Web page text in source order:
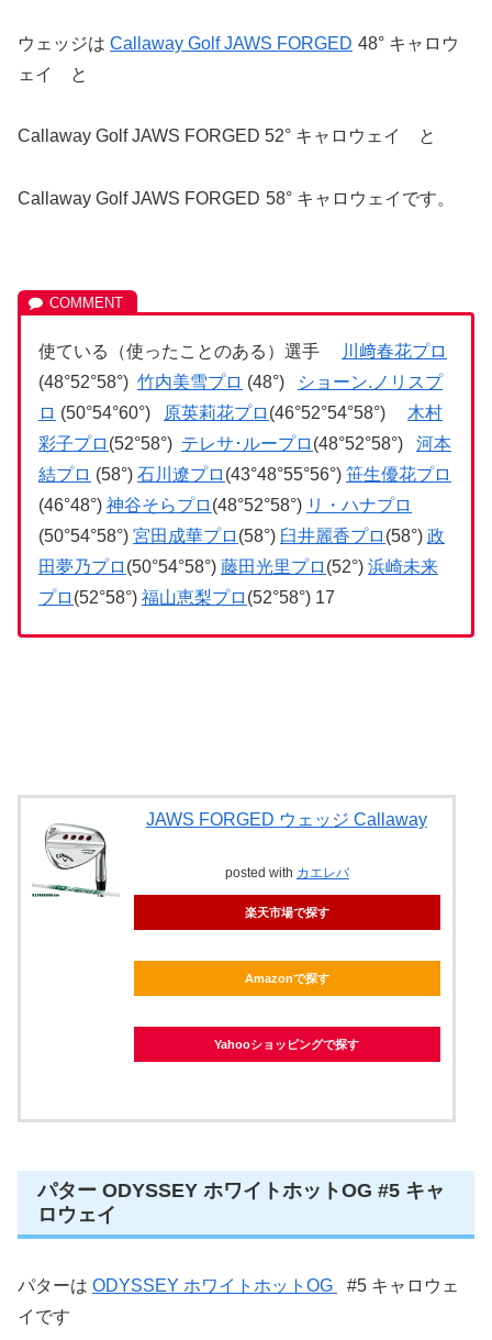
ウェッジは Callaway Golf JAWS FORGED 48° キャロウ
ェイ と
Callaway Golf JAWS FORGED 52° キャロウェイ と
Callaway Golf JAWS FORGED 58° キャロウェイです。
使ている（使ったことのある）選手
川﨑春花プロ
(48°52°58°) 竹内美雪プロ (48°)
ショーン.ノリスプ
ロ (50°54°60°) 原英莉花プロ (46°52°54°58°) 木村
彩子プロ (52°58°) テレサ･ループロ (48°52°58°) 河本
結プロ (58°) 石川遼プロ (43°48°55°56°) 笹生優花プロ
(46°48°) 神谷そらプロ (48°52°58°) リ・ハナプロ
(50°54°58°) 宮田成華プロ (58°) 臼井麗香プロ (58°) 政
田夢乃プロ (50°54°58°) 藤田光里プロ (52°) 浜崎未来
プロ (52°58°) 福山恵梨プロ (52°58°) 17
JAWS FORGED ウェッジ Callaway
posted with カエレバ
楽天市場で探す
Amazonで探す
Yahooショッピングで探す
パター ODYSSEY ホワイトホットOG #5 キャ
ロウェイ
パターは ODYSSEY ホワイトホットOG
#5 キャロウェ
イです